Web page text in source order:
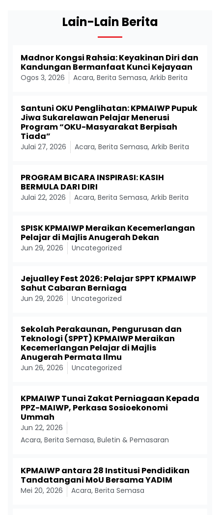
Lain-Lain Berita
Madnor Kongsi Rahsia: Keyakinan Diri dan
Kandungan Bermanfaat Kunci Kejayaan
Ogos 3, 2026 Acara, Berita Semasa, Arkib Berita
Santuni OKU Penglihatan: KPMAIWP Pupuk
Jiwa Sukarelawan Pelajar Menerusi
Program “OKU-Masyarakat Berpisah
Tiada”
Julai 27, 2026 Acara, Berita Semasa, Arkib Berita
PROGRAM BICARA INSPIRASI: KASIH
BERMULA DARI DIRI
Julai 22, 2026 Acara, Berita Semasa, Arkib Berita
SPISK KPMAIWP Meraikan Kecemerlangan
Pelajar di Majlis Anugerah Dekan
Jun 29, 2026 Uncategorized
Jejualley Fest 2026: Pelajar SPPT KPMAIWP
Sahut Cabaran Berniaga
Jun 29, 2026 Uncategorized
Sekolah Perakaunan, Pengurusan dan
Teknologi (SPPT) KPMAIWP Meraikan
Kecemerlangan Pelajar di Majlis
Anugerah Permata Ilmu
Jun 26, 2026 Uncategorized
KPMAIWP Tunai Zakat Perniagaan Kepada
PPZ-MAIWP, Perkasa Sosioekonomi
Ummah
Jun 22, 2026
Acara, Berita Semasa, Buletin & Pemasaran
KPMAIWP antara 28 Institusi Pendidikan
Tandatangani MoU Bersama YADIM
Mei 20, 2026 Acara, Berita Semasa